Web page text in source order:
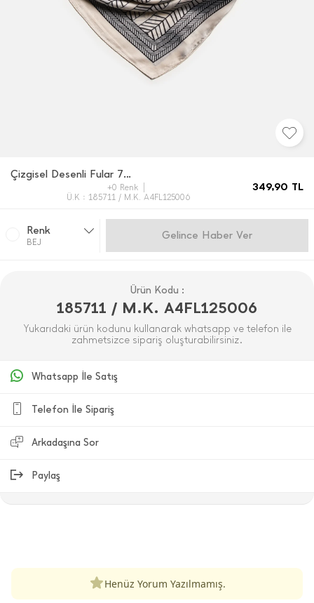
Çizgisel Desenli Fular 70*70 Cm
+0 Renk
Ü.K : 185711 / M.K. A4FL125006
349,90 TL
Renk
BEJ
Gelince Haber Ver
Ürün Kodu :
185711 / M.K. A4FL125006
Yukarıdaki ürün kodunu kullanarak whatsapp ve telefon ile
zahmetsizce sipariş oluşturabilirsiniz.
Whatsapp İle Satış
Telefon İle Sipariş
Arkadaşına Sor
Paylaş
Henüz Yorum Yazılmamış.